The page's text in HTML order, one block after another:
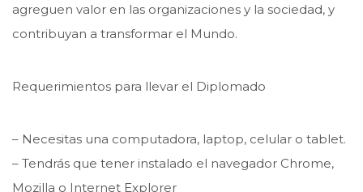
agreguen valor en las organizaciones y la sociedad, y
contribuyan a transformar el Mundo.
Requerimientos para llevar el Diplomado
– Necesitas una computadora, laptop, celular o tablet.
– Tendrás que tener instalado el navegador Chrome,
Mozilla o Internet Explorer